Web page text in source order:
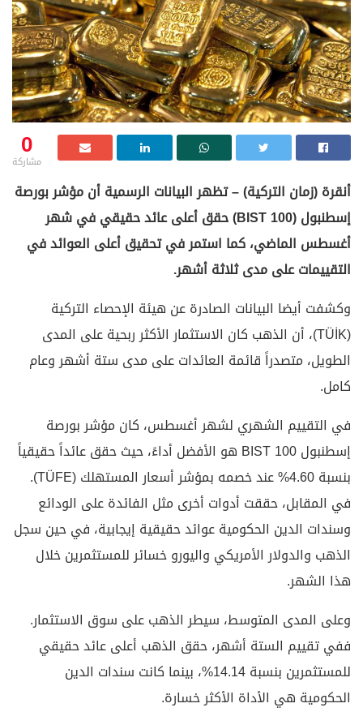
0
مشاركة
أنقرة (زمان التركية) – تظهر البيانات الرسمية أن مؤشر بورصة
إسطنبول (BIST 100) حقق أعلى عائد حقيقي في شهر
أغسطس الماضي، كما استمر في تحقيق أعلى العوائد في
التقييمات على مدى ثلاثة أشهر.
وكشفت أيضا البيانات الصادرة عن هيئة الإحصاء التركية
(TÜİK)، أن الذهب كان الاستثمار الأكثر ربحية على المدى
الطويل، متصدراً قائمة العائدات على مدى ستة أشهر وعام
كامل.
في التقييم الشهري لشهر أغسطس، كان مؤشر بورصة
إسطنبول BIST 100 هو الأفضل أداءً، حيث حقق عائداً حقيقياً
بنسبة 4.60% عند خصمه بمؤشر أسعار المستهلك (TÜFE).
في المقابل، حققت أدوات أخرى مثل الفائدة على الودائع
وسندات الدين الحكومية عوائد حقيقية إيجابية، في حين سجل
الذهب والدولار الأمريكي واليورو خسائر للمستثمرين خلال
هذا الشهر.
وعلى المدى المتوسط، سيطر الذهب على سوق الاستثمار.
ففي تقييم الستة أشهر، حقق الذهب أعلى عائد حقيقي
للمستثمرين بنسبة 14.14%، بينما كانت سندات الدين
الحكومية هي الأداة الأكثر خسارة.